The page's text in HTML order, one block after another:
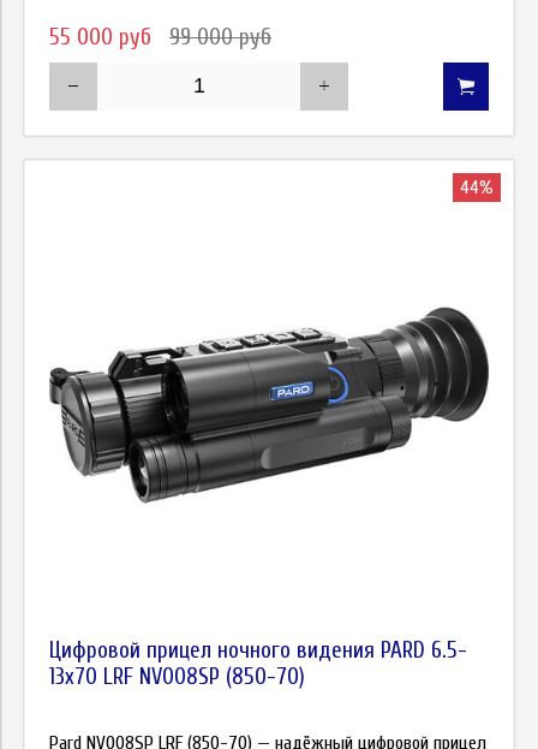
55 000 руб 99 000 руб
44%
Цифровой прицел ночного видения PARD 6.5-
13х70 LRF NV008SP (850-70)
Pard NV008SP LRF (850-70) — надёжный цифровой прицел